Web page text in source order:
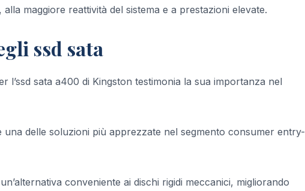
maggiore reattività del sistema e a prestazioni elevate.
ssd sata
l’ssd sata a400 di Kingston testimonia la sua importanza nel
delle soluzioni più apprezzate nel segmento consumer entry-
conveniente ai dischi rigidi meccanici, migliorando